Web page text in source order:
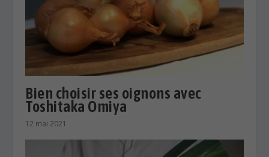
Bien choisir ses oignons avec
Toshitaka Omiya
12 mai 2021